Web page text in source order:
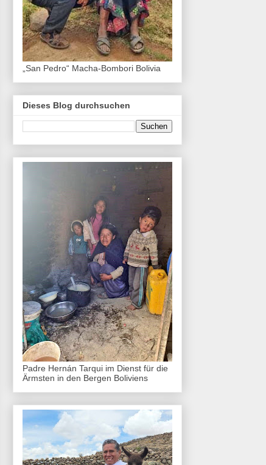
„San Pedro“ Macha-Bombori Bolivia
Dieses Blog durchsuchen
Padre Hernán Tarqui im Dienst für die
Ärmsten in den Bergen Boliviens